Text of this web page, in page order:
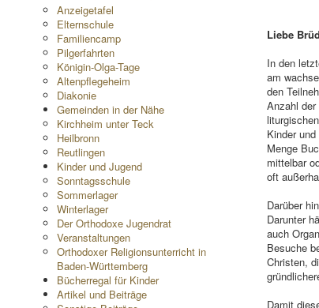
Anzeigetafel
Elternschule
Familiencamp
Pilgerfahrten
Königin-Olga-Tage
Altenpflegeheim
Diakonie
Gemeinden in der Nähe
Kirchheim unter Teck
Heilbronn
Reutlingen
Kinder und Jugend
Sonntagsschule
Sommerlager
Winterlager
Der Orthodoxe Jugendrat
Veranstaltungen
Orthodoxer Religionsunterricht in
Baden-Württemberg
Bücherregal für Kinder
Artikel und Beiträge
Liebe
In den
am
den
Anzahl
Kinder
Menge
mittelbar
oft
Darüber
Darunter
auch
Besuche
Christen,
Damit